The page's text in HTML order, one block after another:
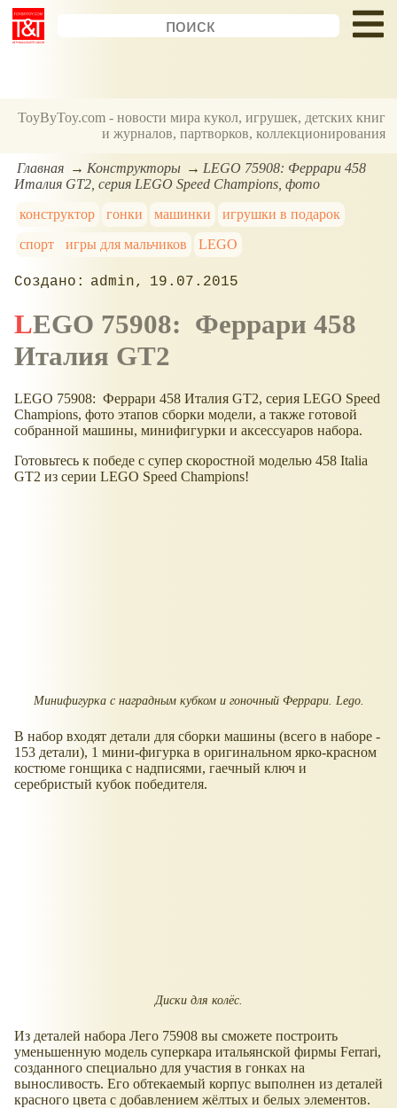
ToyByToy.com - новости мира кукол, игрушек, детских книг
и журналов, партворков, коллекционирования
Главная Конструкторы
LEGO 75908: Феррари 458
Италия GT2, серия LEGO Speed Champions, фото
конструктор
гонки машинки
игрушки в подарок
спорт
игры для мальчиков LEGO
admin 19.07.2015
LEGO 75908: Феррари 458
Италия GT2
LEGO 75908: Феррари 458 Италия GT2, серия LEGO Speed
Champions, фото этапов сборки модели, а также готовой
собранной машины, минифигурки и аксессуаров набора.
Готовьтесь к победе с супер скоростной моделью 458 Italia
GT2 из серии LEGO Speed Champions!
Минифигурка с наградным кубком и гоночный Феррари. Lego.
В набор входят детали для сборки машины (всего в наборе -
153 детали), 1 мини-фигурка в оригинальном ярко-красном
костюме гонщика с надписями, гаечный ключ и
серебристый кубок победителя.
Диски для колёс.
Из деталей набора Лего 75908 вы сможете построить
уменьшенную модель суперкара итальянской фирмы Ferrari,
созданного специально для участия в гонках на
выносливость. Его обтекаемый корпус выполнен из деталей
красного цвета с добавлением жёлтых и белых элементов.